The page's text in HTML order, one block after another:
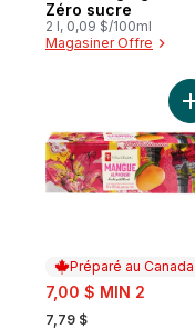
Zéro sucre
2 l, 0,09 $/100ml
Magasiner Offre
Préparé au Canada
sale:
7,00 $ MIN 2
, formerly:
7,79 $